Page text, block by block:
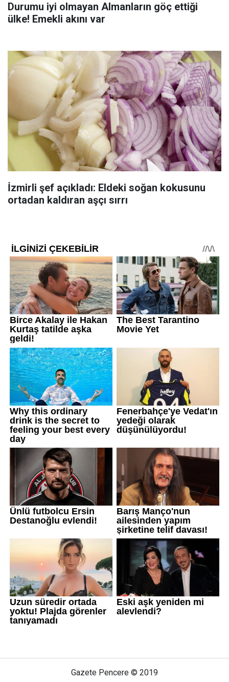
Durumu iyi olmayan Almanların göç ettiği
ülke! Emekli akını var
İzmirli şef açıkladı: Eldeki soğan kokusunu
ortadan kaldıran aşçı sırrı
Gazete Pencere © 2019